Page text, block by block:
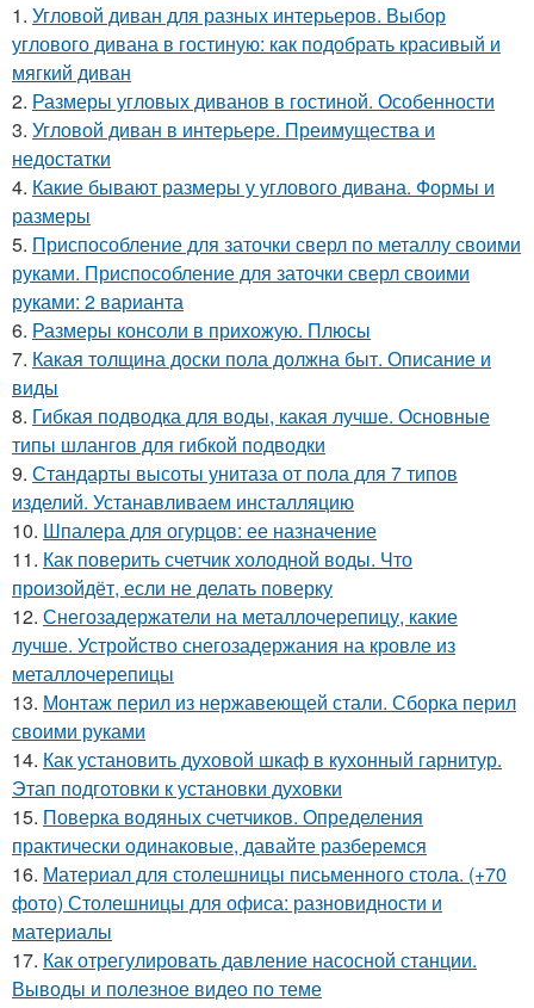
1. Угловой диван для разных интерьеров. Выбор
углового дивана в гостиную: как подобрать красивый и
мягкий диван
2. Размеры угловых диванов в гостиной. Особенности
3. Угловой диван в интерьере. Преимущества и
недостатки
4. Какие бывают размеры у углового дивана. Формы и
размеры
5. Приспособление для заточки сверл по металлу своими
руками. Приспособление для заточки сверл своими
руками: 2 варианта
6. Размеры консоли в прихожую. Плюсы
7. Какая толщина доски пола должна быт. Описание и
виды
8. Гибкая подводка для воды, какая лучше. Основные
типы шлангов для гибкой подводки
9. Стандарты высоты унитаза от пола для 7 типов
изделий. Устанавливаем инсталляцию
10. Шпалера для огурцов: ее назначение
11. Как поверить счетчик холодной воды. Что
произойдёт, если не делать поверку
12. Снегозадержатели на металлочерепицу, какие
лучше. Устройство снегозадержания на кровле из
металлочерепицы
13. Монтаж перил из нержавеющей стали. Сборка перил
своими руками
14. Как установить духовой шкаф в кухонный гарнитур.
Этап подготовки к установки духовки
15. Поверка водяных счетчиков. Определения
практически одинаковые, давайте разберемся
16. Материал для столешницы письменного стола. (+70
фото) Столешницы для офиса: разновидности и
материалы
17. Как отрегулировать давление насосной станции.
Выводы и полезное видео по теме